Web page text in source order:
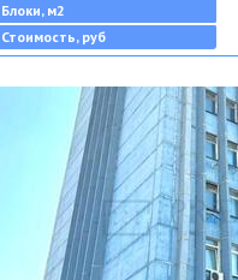
Блоки, м2
Стоимость, руб